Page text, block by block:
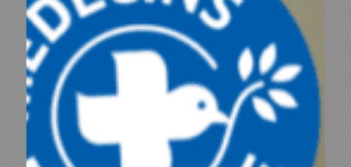
ESPACE DONATEURS
COMITÉ DES DONATEURS
ESPACE PRESSE
NOS PARTENAIRES